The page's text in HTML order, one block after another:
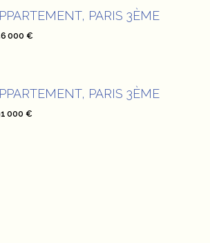
PARIS 3ÈME
000 €
PARIS 3ÈME
000 €